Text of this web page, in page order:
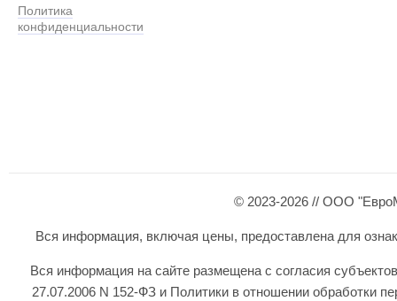
Политика
конфиденциальности
© 2023-2026 // ООО
Вся информация, включая цены, предоставлена для
Вся информация на сайте размещена с согласия
27.07.2006 N 152-ФЗ и Политики в отношении обработки